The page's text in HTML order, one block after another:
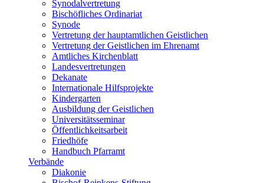
Synodalvertretung
Bischöfliches Ordinariat
Synode
Vertretung der hauptamtlichen Geistlichen
Vertretung der Geistlichen im Ehrenamt
Amtliches Kirchenblatt
Landesvertretungen
Dekanate
Internationale Hilfsprojekte
Kindergarten
Ausbildung der Geistlichen
Universitätsseminar
Öffentlichkeitsarbeit
Friedhöfe
Handbuch Pfarramt
Verbände
Diakonie